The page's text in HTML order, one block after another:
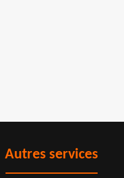
Autres services